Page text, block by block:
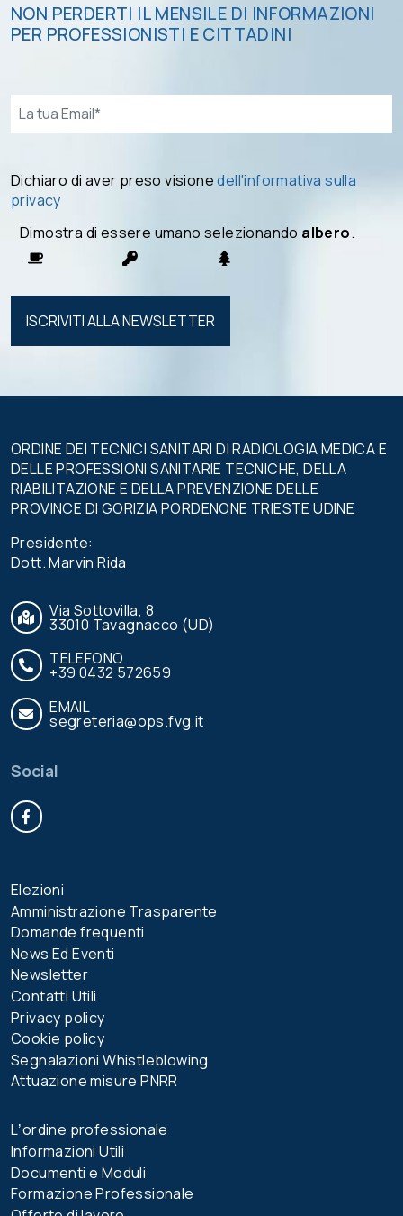
NON PERDERTI IL MENSILE DI INFORMAZIONI
PER PROFESSIONISTI E CITTADINI
Email*
Dichiaro di aver preso visionedell'informativa sulla
privacy
Dimostra di essere umano selezionando albero.
Si prega di
lasciare
ORDINE DEI TECNICI SANITARI DI RADIOLOGIA MEDICA E
DELLE PROFESSIONI SANITARIE TECNICHE, DELLA
RIABILITAZIONE E DELLA PREVENZIONE DELLE
PROVINCE DI GORIZIA PORDENONE TRIESTE UDINE
Presidente:
Dott. Marvin Rida
Via Sottovilla, 8
33010 Tavagnacco (UD)
TELEFONO
+39 0432 572659
EMAIL
segreteria@ops.fvg.it
Social
Elezioni
Amministrazione Trasparente
Domande frequenti
News Ed Eventi
Newsletter
Contatti Utili
Privacy policy
Cookie policy
Segnalazioni Whistleblowing
Attuazione misure PNRR
Lʼordine professionale
Informazioni Utili
Documenti e Moduli
Formazione Professionale